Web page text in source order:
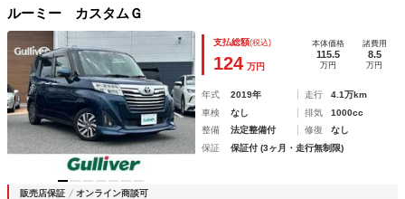
ルーミー カスタムＧ
支払総額(税込)
124 万円
本体価格
115.5
万円
諸費用
8.5
万円
年式 2019年 走行
4.1万km
車検
なし 排気
1000cc
整備
法定整備付 修復
なし
保証
保証付 (3ヶ月・走行無制限)
販売店保証 オンライン商談可